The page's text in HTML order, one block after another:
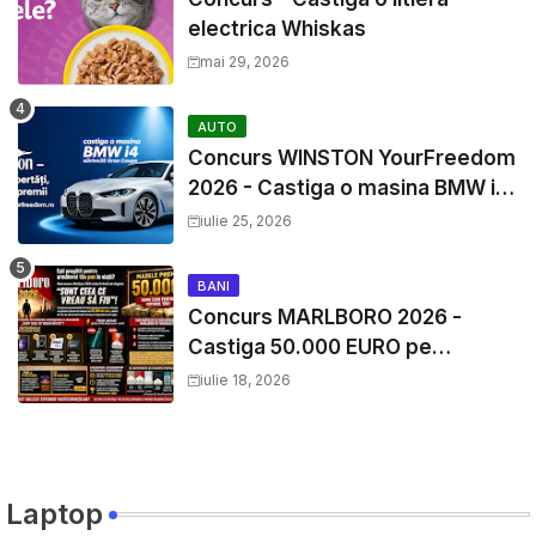
electrica Whiskas
mai 29, 2026
AUTO
Concurs WINSTON YourFreedom
2026 - Castiga o masina BMW i4
si mii de premii cash
iulie 25, 2026
BANI
Concurs MARLBORO 2026 -
Castiga 50.000 EURO pe
YourDecision.ro
iulie 18, 2026
Laptop